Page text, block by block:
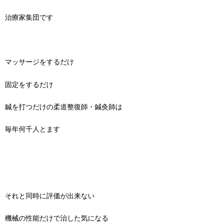
治療家集団です
マッサージをするだけ
固定をするだけ
鍼を打つだけの柔道整復師・鍼灸師は
毎年何千人とます
それと同時に評価が出来ない
機械の性能だけで治した気になる